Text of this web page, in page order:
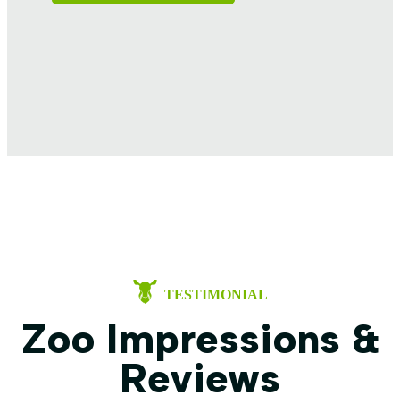
TESTIMONIAL
Zoo Impressions &
Reviews